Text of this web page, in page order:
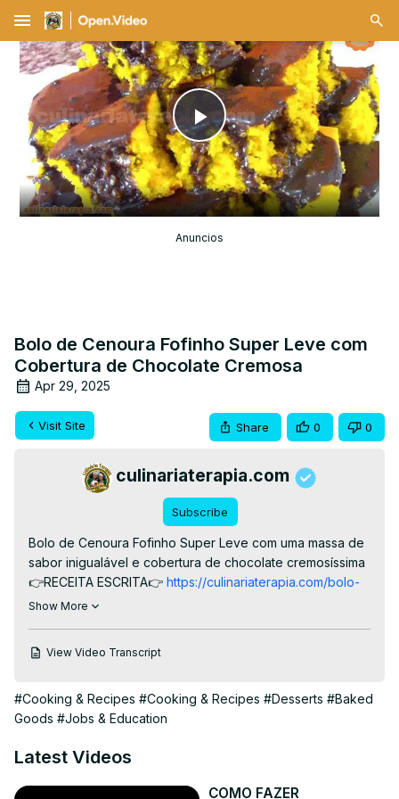
menu
Play
Video
Anuncios
Bolo de Cenoura Fofinho Super Leve com
Cobertura de Chocolate Cremosa
Apr 29, 2025
Visit Site Share 0 0
culinariaterapia.com
Subscribe
Bolo de Cenoura Fofinho Super Leve com uma massa de
sabor inigualável e cobertura de chocolate cremosíssima
👉RECEITA ESCRITA👉 https://culinariaterapia.com/bolo-
de-cenoura-espetacular/
Show More
View Video Transcript
#Cooking & Recipes #Cooking & Recipes #Desserts #Baked
Goods #Jobs & Education
Latest Videos
COMO FAZER